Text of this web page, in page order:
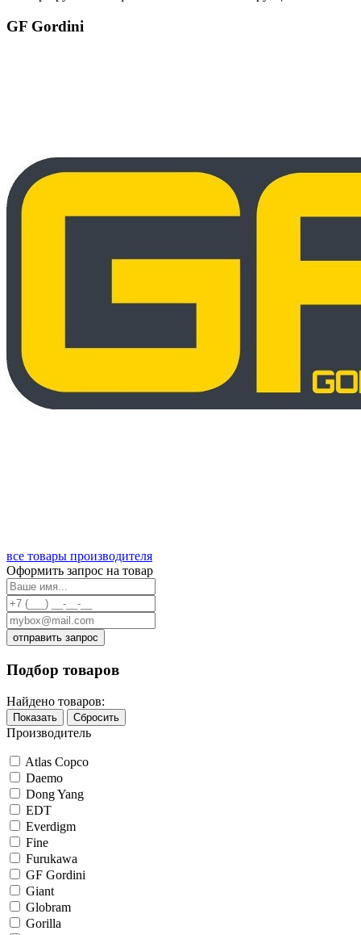
GF Gordini
все товары производителя
Оформить запрос на товар
отправить запрос
Подбор товаров
Найдено товаров:
Показать Сбросить
Производитель
Atlas Copco
Daemo
Dong Yang
EDT
Everdigm
Fine
Furukawa
GF Gordini
Giant
Globram
Gorilla